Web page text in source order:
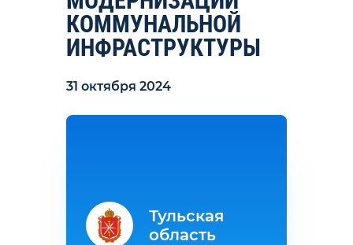
КОММУНАЛЬНОЙ
ИНФРАСТРУКТУРЫ
31 октября 2024
Тульская
область